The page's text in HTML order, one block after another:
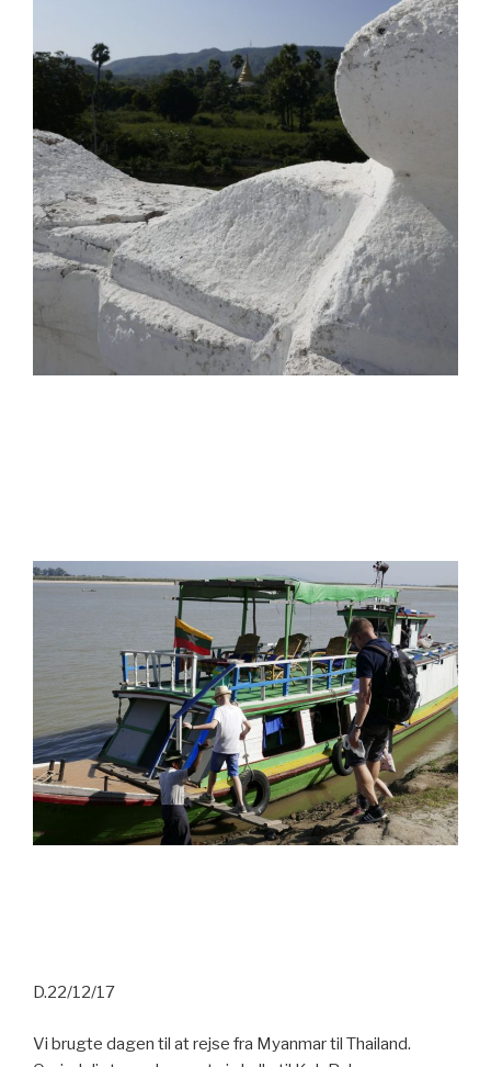
D.22/12/17
Vi brugte dagen til at rejse fra Myanmar til Thailand.